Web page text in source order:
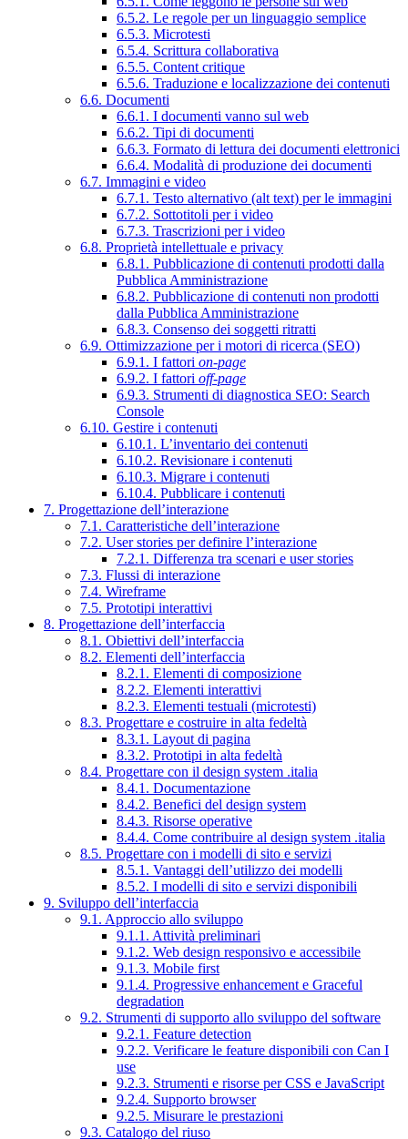
6.5.2. Le regole per un linguaggio semplice
6.5.3. Microtesti
6.5.4. Scrittura collaborativa
6.5.5. Content critique
6.5.6. Traduzione e localizzazione dei contenuti
6.6. Documenti
6.6.1. I documenti vanno sul web
6.6.2. Tipi di documenti
6.6.3. Formato di lettura dei documenti elettronici
6.6.4. Modalità di produzione dei documenti
6.7. Immagini e video
6.7.1. Testo alternativo (alt text) per le immagini
6.7.2. Sottotitoli per i video
6.7.3. Trascrizioni per i video
6.8. Proprietà intellettuale e privacy
6.8.1. Pubblicazione di contenuti prodotti dalla
Pubblica Amministrazione
6.8.2. Pubblicazione di contenuti non prodotti
dalla Pubblica Amministrazione
6.8.3. Consenso dei soggetti ritratti
6.9. Ottimizzazione per i motori di ricerca (SEO)
6.9.1. I fattori on-page
6.9.2. I fattori off-page
6.9.3. Strumenti di diagnostica SEO: Search
Console
6.10. Gestire i contenuti
6.10.1. L’inventario dei contenuti
6.10.2. Revisionare i contenuti
6.10.3. Migrare i contenuti
6.10.4. Pubblicare i contenuti
7. Progettazione dell’interazione
7.1. Caratteristiche dell’interazione
7.2. User stories per definire l’interazione
7.2.1. Differenza tra scenari e user stories
7.3. Flussi di interazione
7.4. Wireframe
7.5. Prototipi interattivi
8. Progettazione dell’interfaccia
8.1. Obiettivi dell’interfaccia
8.2. Elementi dell’interfaccia
8.2.1. Elementi di composizione
8.2.2. Elementi interattivi
8.2.3. Elementi testuali (microtesti)
8.3. Progettare e costruire in alta fedeltà
8.3.1. Layout di pagina
8.3.2. Prototipi in alta fedeltà
8.4. Progettare con il design system .italia
8.4.1. Documentazione
8.4.2. Benefici del design system
8.4.3. Risorse operative
8.4.4. Come contribuire al design system .italia
8.5. Progettare con i modelli di sito e servizi
8.5.1. Vantaggi dell’utilizzo dei modelli
8.5.2. I modelli di sito e servizi disponibili
9. Sviluppo dell’interfaccia
9.1. Approccio allo sviluppo
9.1.1. Attività preliminari
9.1.2. Web design responsivo e accessibile
9.1.3. Mobile first
9.1.4. Progressive enhancement e Graceful
degradation
9.2. Strumenti di supporto allo sviluppo del software
9.2.1. Feature detection
9.2.2. Verificare le feature disponibili con Can I
use
9.2.3. Strumenti e risorse per CSS e JavaScript
9.2.4. Supporto browser
9.2.5. Misurare le prestazioni
9.3. Catalogo del riuso